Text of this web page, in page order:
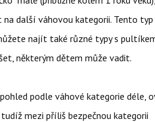
na další váhovou kategorii. Tento
najít také různé typy s
některým dětem může vadit.
podle váhové kategorie déle,
mezi příliš bezpečnou kategorii